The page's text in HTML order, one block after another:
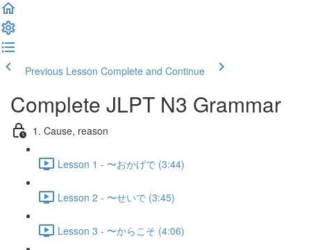
Previous Lesson Complete and Continue
Complete JLPT N3 Grammar
1. Cause, reason
Lesson 1 - 〜おかげで (3:44)
Lesson 2 - 〜せいで (3:45)
Lesson 3 - 〜からこそ (4:06)